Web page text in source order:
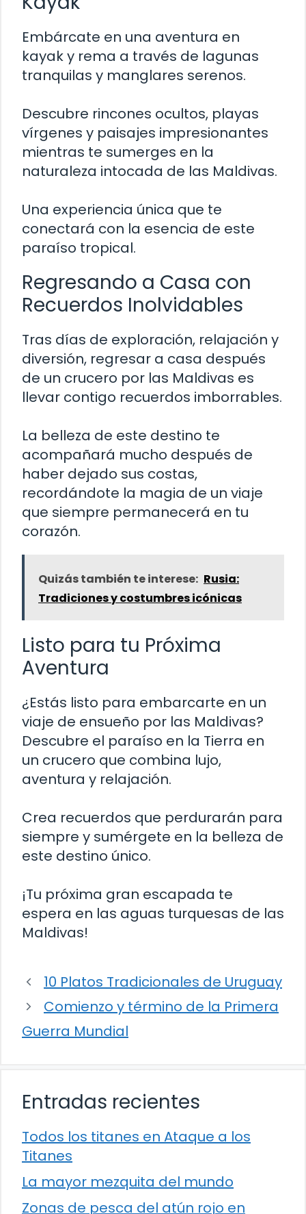
Embárcate en una aventura en
kayak y rema a través de lagunas
tranquilas y manglares serenos.
Descubre rincones ocultos, playas
vírgenes y paisajes impresionantes
mientras te sumerges en la
naturaleza intocada de las Maldivas.
Una experiencia única que te
conectará con la esencia de este
paraíso tropical.
Regresando a Casa con
Recuerdos Inolvidables
Tras días de exploración, relajación y
diversión, regresar a casa después
de un crucero por las Maldivas es
llevar contigo recuerdos imborrables.
La belleza de este destino te
acompañará mucho después de
haber dejado sus costas,
recordándote la magia de un viaje
que siempre permanecerá en tu
corazón.
Quizás también te interese: Rusia:
Tradiciones y costumbres icónicas
Listo para tu Próxima
Aventura
¿Estás listo para embarcarte en un
viaje de ensueño por las Maldivas?
Descubre el paraíso en la Tierra en
un crucero que combina lujo,
aventura y relajación.
Crea recuerdos que perdurarán para
siempre y sumérgete en la belleza de
este destino único.
¡Tu próxima gran escapada te
espera en las aguas turquesas de las
Maldivas!
10 Platos Tradicionales de Uruguay
Comienzo y término de la Primera
Guerra Mundial
Entradas recientes
Todos los titanes en Ataque a los
Titanes
La mayor mezquita del mundo
Zonas de pesca del atún rojo en